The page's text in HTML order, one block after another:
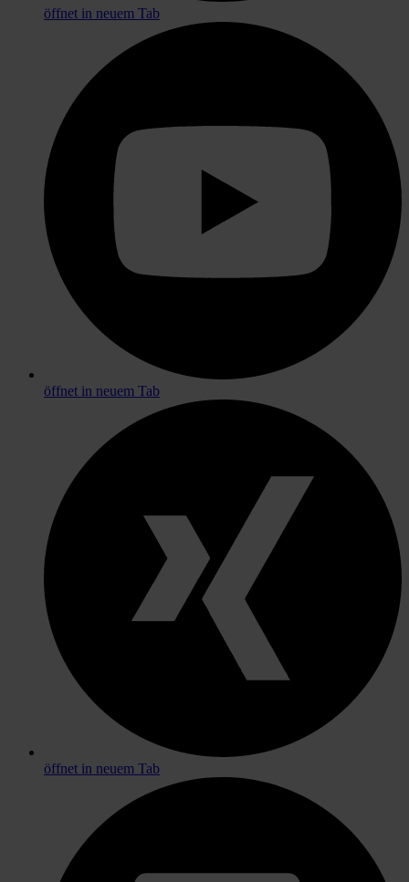
öffnet in neuem Tab
öffnet in neuem Tab
öffnet in neuem Tab